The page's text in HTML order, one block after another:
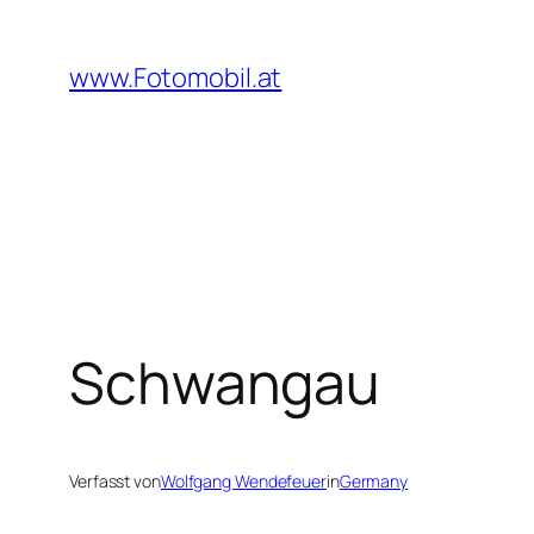
springen
www.Fotomobil.at
Schwangau
Verfasst vonWolfgang WendefeuerinGermany